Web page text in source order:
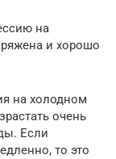
на
и хорошо
на холодном
очень
Если
то это